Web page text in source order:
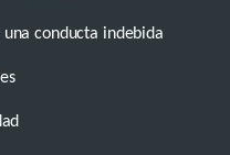
conducta indebida